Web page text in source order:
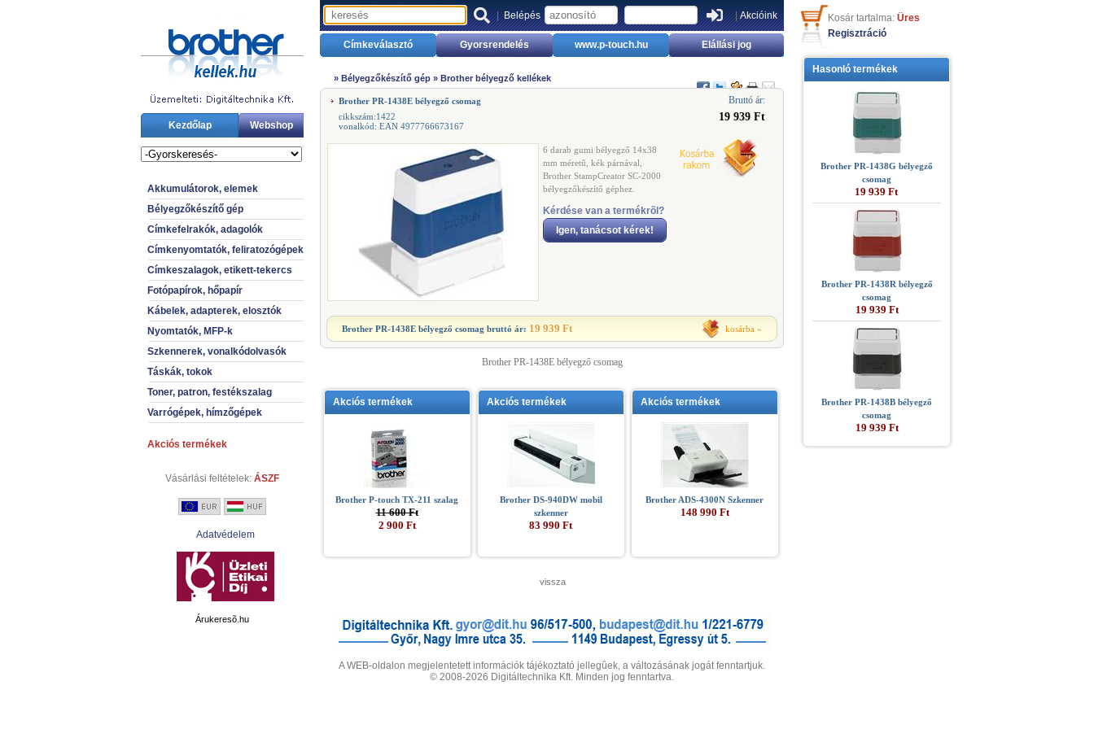
Kezdőlap Webshop
Akkumulátorok, elemek
Bélyegzőkészítő gép
Címkefelrakók, adagolók
Címkenyomtatók, feliratozógépek
Címkeszalagok, etikett-tekercs
Fotópapírok, hőpapír
Kábelek, adapterek, elosztók
Nyomtatók, MFP-k
Szkennerek, vonalkódolvasók
Táskák, tokok
Toner, patron, festékszalag
Varrógépek, hímzőgépek
Akciós termékek
Vásárlási feltételek: ÁSZF
Adatvédelem
Árukeresõ.hu
|Belépés |Akcióink
Címkeválasztó Gyorsrendelés www.p-touch.hu Elállási jog
» Bélyegzőkészítő gép » Brother bélyegző kellékek
Brother PR-1438E bélyegző csomag
cikkszám:1422
vonalkód: EAN 4977766673167
Bruttó ár:
19 939 Ft
6 darab gumi bélyegző 14x38
mm méretű, kék párnával,
Brother StampCreator SC-2000
bélyegzőkészítő géphez.
Kérdése van a termékrõl?
Igen, tanácsot kérek!
Brother PR-1438E bélyegző csomag bruttó ár: 19 939 Ft kosárba »
Brother PR-1438E bélyegző csomag
Akciós termékek
Brother P-touch TX-211 szalag
11 600 Ft
2 900 Ft
Akciós termékek
Brother DS-940DW mobil
szkenner
83 990 Ft
Akciós termékek
Brother ADS-4300N Szkenner
148 990 Ft
vissza
A WEB-oldalon megjelentetett információk tájékoztató jellegûek, a változásának jogát fenntartjuk.
© 2008-2026 Digitáltechnika Kft. Minden jog fenntartva.
Kosár tartalma: Üres
Regisztráció
Hasonló termékek
Brother PR-1438G bélyegző
csomag
19 939 Ft
Brother PR-1438R bélyegző
csomag
19 939 Ft
Brother PR-1438B bélyegző
csomag
19 939 Ft